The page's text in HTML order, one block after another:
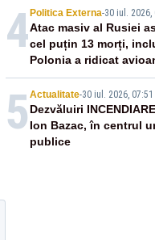
4Politica Externa-30 iul. 2026,
Atac masiv al Rusiei
cel puțin 13 morți,
Polonia a ridicat
vânătoare
5 Actualitate-30 iul. 2026, 07:51
Dezvăluiri
Ion Bazac, în centrul
publice